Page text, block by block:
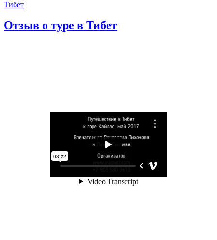
Тибет
Отзыв о туре в Тибет